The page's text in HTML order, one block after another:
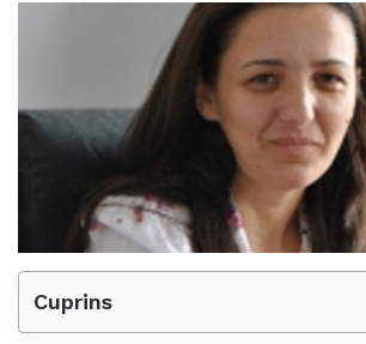
Cuprins